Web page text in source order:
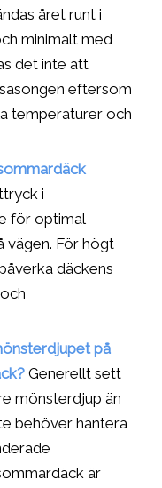
året runt i
minimalt med
det inte att
eftersom
temperaturer och
i
för optimal
vägen. För högt
däckens
på
Generellt sett
mönsterdjup än
behöver hantera
är